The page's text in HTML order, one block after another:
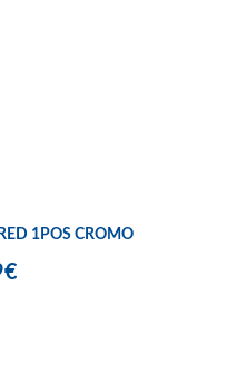
1POS CROMO